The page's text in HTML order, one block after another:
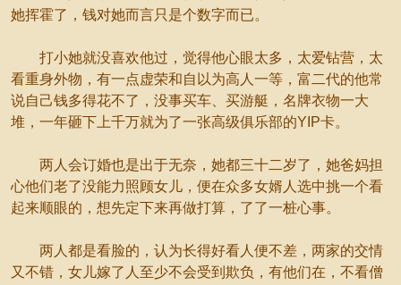
她挥霍了，钱对她而言只是个数字而已。
打小她就没喜欢他过，觉得他心眼太多，太爱钻营，太
看重身外物，有一点虚荣和自以为高人一等，富二代的他常
说自己钱多得花不了，没事买车、买游艇，名牌衣物一大
堆，一年砸下上千万就为了一张高级俱乐部的YIP卡。
两人会订婚也是出于无奈，她都三十二岁了，她爸妈担
心他们老了没能力照顾女儿，便在众多女婿人选中挑一个看
起来顺眼的，想先定下来再做打算，了了一桩心事。
两人都是看脸的，认为长得好看人便不差，两家的交情
又不错，女儿嫁了人至少不会受到欺负，有他们在，不看僧